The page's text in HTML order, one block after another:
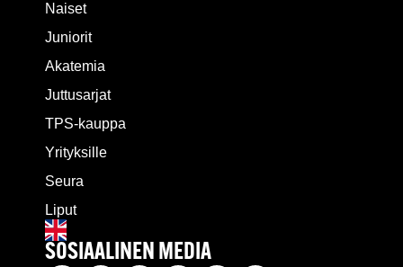
Naiset
Juniorit
Akatemia
Juttusarjat
TPS-kauppa
Yrityksille
Seura
Liput
SOSIAALINEN MEDIA